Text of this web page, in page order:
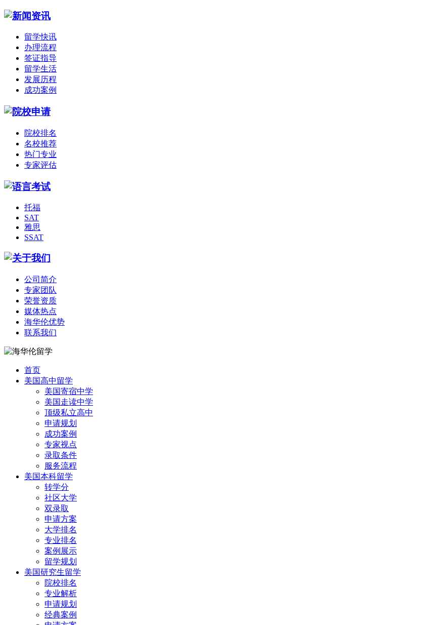
留学快讯
办理流程
签证指导
留学生活
发展历程
成功案例
院校排名
名校推荐
热门专业
专家评估
托福
SAT
雅思
SSAT
公司简介
专家团队
荣誉资质
媒体热点
海华伦优势
联系我们
首页
美国高中留学
美国寄宿中学
美国走读中学
顶级私立高中
申请规划
成功案例
专家视点
录取条件
服务流程
美国本科留学
转学分
社区大学
双录取
申请方案
大学排名
专业排名
案例展示
留学规划
美国研究生留学
院校排名
专业解析
申请规划
经典案例